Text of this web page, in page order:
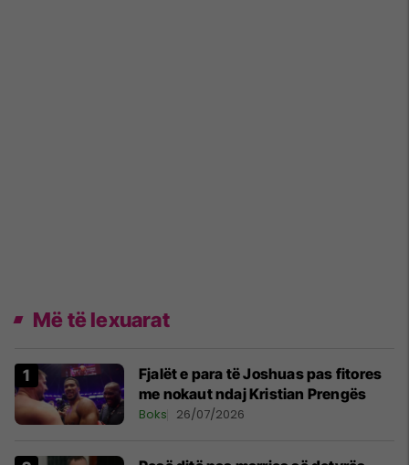
Më të lexuarat
Fjalët e para të Joshuas pas fitores
me nokaut ndaj Kristian Prengës
Boks 26/07/2026